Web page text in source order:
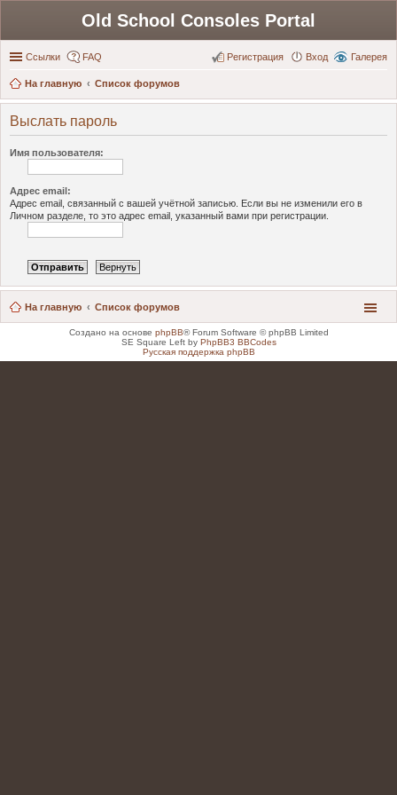
Old School Consoles Portal
Ссылки Галерея
FAQ Вход
Регистрация
На главную Список форумов
Выслать пароль
Имя пользователя:
Адрес email:
Адрес email, связанный с вашей учётной записью. Если вы не изменили его в
Личном разделе, то это адрес email, указанный вами при регистрации.
На главную Список форумов
Создано на основе phpBB® Forum Software © phpBB Limited
SE Square Left by PhpBB3 BBCodes
Русская поддержка phpBB